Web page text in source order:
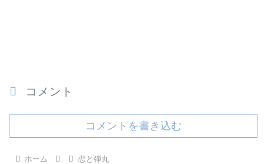
コメント
コメントを書き込む
ホーム 恋と弾丸